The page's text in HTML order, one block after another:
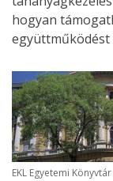
hogyan
együttműködést
EKL Egyetemi Könyvtár